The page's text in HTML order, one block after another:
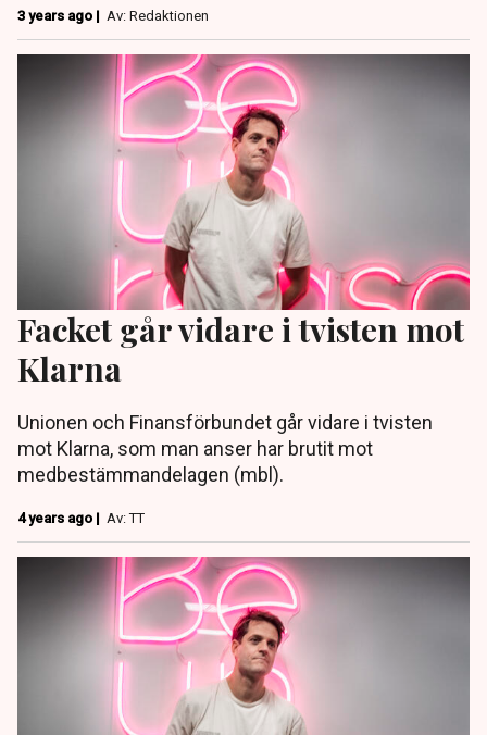
3 years ago | Av: Redaktionen
Facket går vidare i tvisten mot
Klarna
Unionen och Finansförbundet går vidare i tvisten
mot Klarna, som man anser har brutit mot
medbestämmandelagen (mbl).
4 years ago | Av: TT